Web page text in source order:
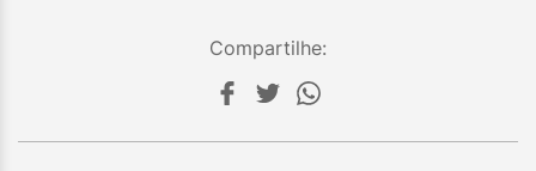
Compartilhe: